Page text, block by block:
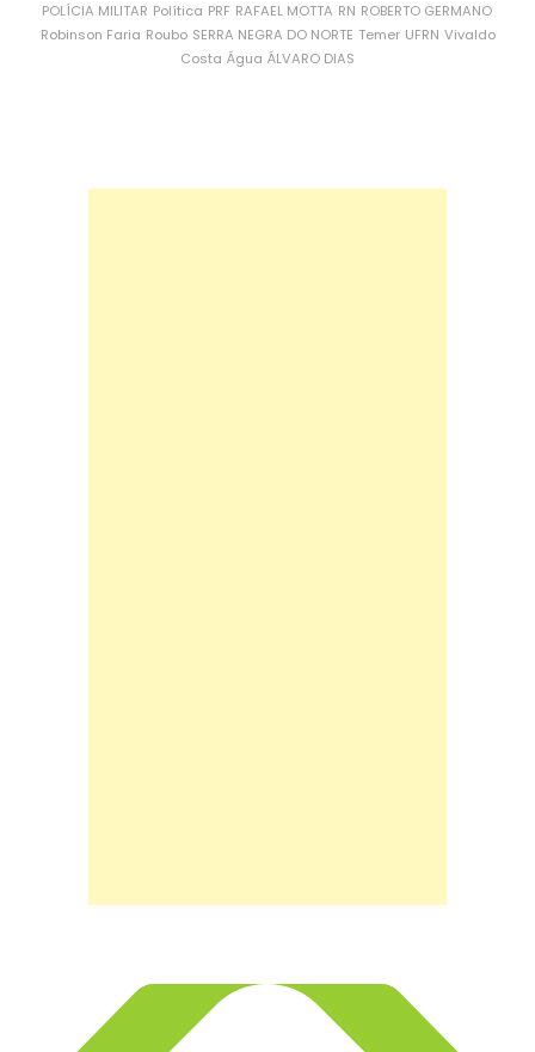
POLÍCIA MILITAR Política PRF RAFAEL MOTTA RN ROBERTO GERMANO
Robinson Faria Roubo SERRA NEGRA DO NORTE Temer UFRN Vivaldo
Costa Água ÁLVARO DIAS